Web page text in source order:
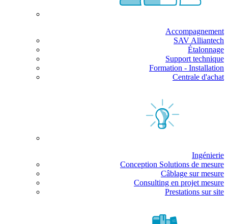
Accompagnement
SAV Alliantech
Étalonnage
Support technique
Formation - Installation
Centrale d'achat
Ingénierie
Conception Solutions de mesure
Câblage sur mesure
Consulting en projet mesure
Prestations sur site